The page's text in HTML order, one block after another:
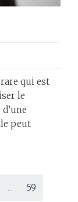
qui est
le
peut
... 59